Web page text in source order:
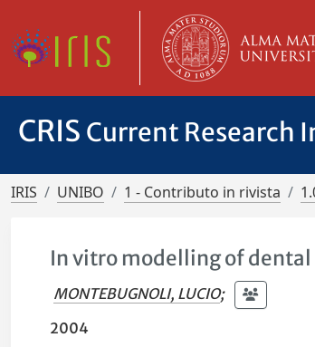
CRIS Current Research
IRIS UNIBO 1 - Contributo in rivista
In vitro modelling of
MONTEBUGNOLI, LUCIO;
2004